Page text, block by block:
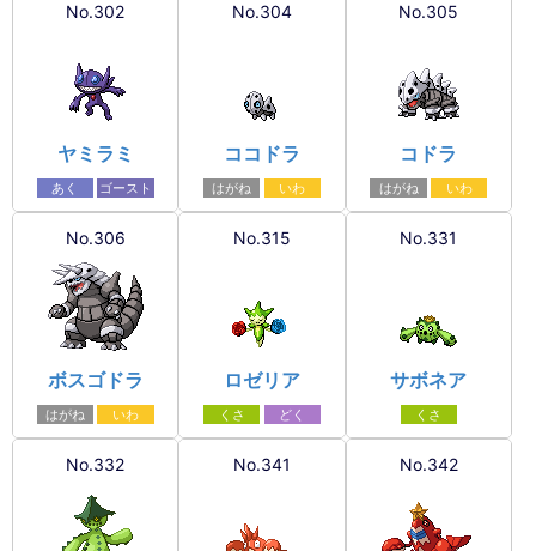
No.302
ヤミラミ
あく ゴースト
No.304
ココドラ
はがね いわ
No.305
コドラ
はがね いわ
No.306
ボスゴドラ
はがね いわ
No.315
ロゼリア
くさ どく
No.331
サボネア
くさ
No.332 No.341 No.342